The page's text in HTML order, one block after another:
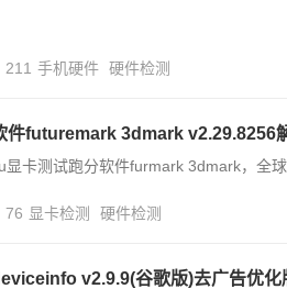
211 手机硬件 硬件检测
件futuremark 3dmark v2.29.8256
显卡测试跑分软件furmark 3dmark，全
76 显卡检测 硬件检测
v2.9.9(谷歌版)去广告优化